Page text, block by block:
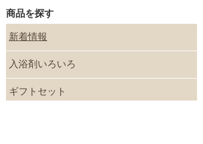
商品を探す
新着情報
入浴剤いろいろ
ギフトセット